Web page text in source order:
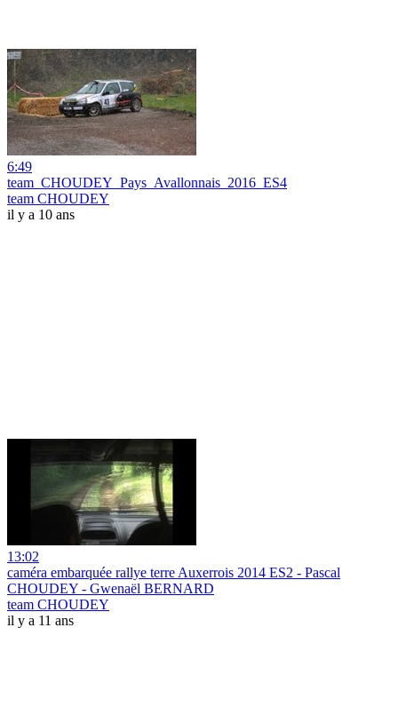
6:49
team_CHOUDEY_Pays_Avallonnais_2016_ES4
team CHOUDEY
il y a 10 ans
13:02
caméra embarquée rallye terre Auxerrois 2014 ES2 - Pascal
CHOUDEY - Gwenaël BERNARD
team CHOUDEY
il y a 11 ans